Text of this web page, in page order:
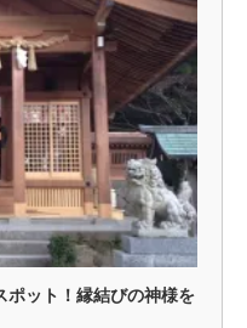
ポット！縁結びの神様を